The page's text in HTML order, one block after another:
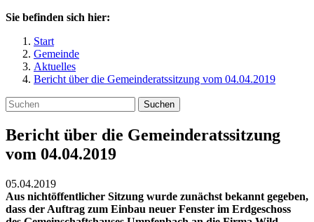
Sie befinden sich hier:
Start
Gemeinde
Aktuelles
Bericht über die Gemeinderatssitzung vom 04.04.2019
Suchen
Bericht über die Gemeinderatssitzung
vom 04.04.2019
05.04.2019
Aus nichtöffentlicher Sitzung wurde zunächst bekannt gegeben,
dass der Auftrag zum Einbau neuer Fenster im Erdgeschoss